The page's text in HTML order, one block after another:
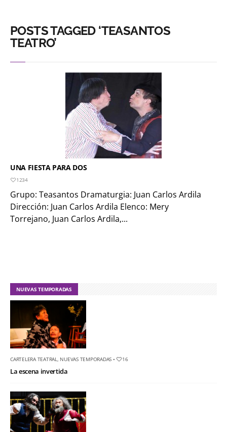
POSTS TAGGED ‘TEASANTOS
TEATRO’
UNA FIESTA PARA DOS
1234
Grupo: Teasantos Dramaturgia: Juan Carlos Ardila
Dirección: Juan Carlos Ardila Elenco: Mery
Torrejano, Juan Carlos Ardila,...
NUEVAS TEMPORADAS
CARTELERA TEATRAL NUEVAS TEMPORADAS • 16
La escena invertida